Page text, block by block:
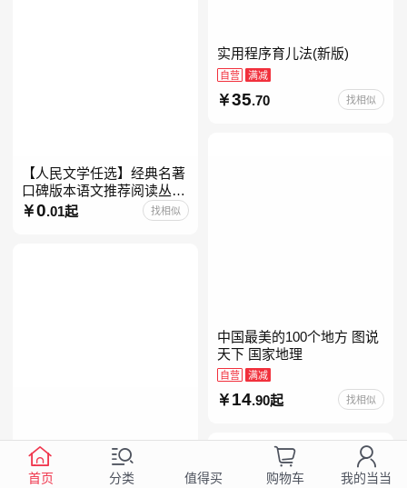
实用程序育儿法(新版)
自营 满减
35.70 找相似
【人民文学任选】经典名著
口碑版本语文推荐阅读丛书
人民文学出版社呼兰河传乡
土中国海底两万里钢铁是怎
0.01起 找相似
中国最美的100个地方 图说
天下 国家地理
自营 满减
14.90起 找相似
计算 写透计算的博与精、古
与今、奥与美、艰与趣
自营
首页 分类 值得买 购物车 我的当当